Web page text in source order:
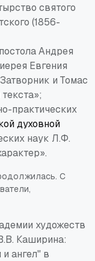
святого
(1856-
Андрея
Евгения
и Томас
практических
духовной
наук Л.Ф.
С
художеств
Каширина:
ангел" в